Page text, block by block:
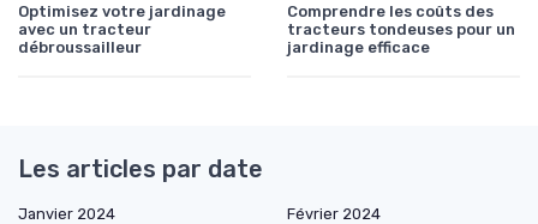
Optimisez votre jardinage
avec un tracteur
débroussailleur
Comprendre les coûts des
tracteurs tondeuses pour un
jardinage efficace
Les articles par date
Janvier 2024
Février 2024